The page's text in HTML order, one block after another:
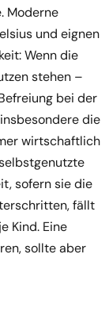
Moderne
und eignen
Wenn die
stehen –
bei der
die
wirtschaftlich
sofern sie die
fällt
Kind. Eine
sollte aber